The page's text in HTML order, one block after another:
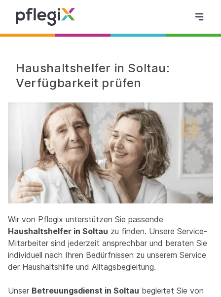
Haushaltshelfer in Soltau:
Verfügbarkeit prüfen
Wir von Pflegix unterstützen Sie passende
Haushaltshelfer in Soltau zu finden. Unsere Service-
Mitarbeiter sind jederzeit ansprechbar und beraten Sie
individuell nach Ihren Bedürfnissen zu unserem Service
der Haushaltshilfe und Alltagsbegleitung.
Unser Betreuungsdienst in Soltau begleitet Sie von